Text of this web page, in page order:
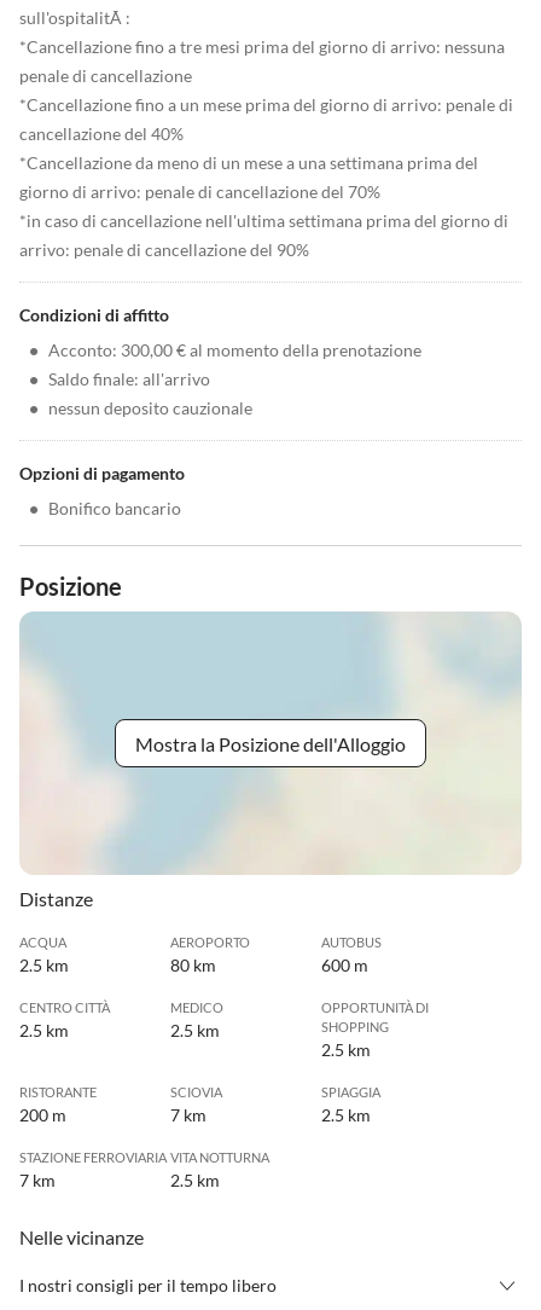
sull'ospitalitÃ :
*Cancellazione fino a tre mesi prima del giorno di arrivo: nessuna
penale di cancellazione
*Cancellazione fino a un mese prima del giorno di arrivo: penale di
cancellazione del 40%
*Cancellazione da meno di un mese a una settimana prima del
giorno di arrivo: penale di cancellazione del 70%
*in caso di cancellazione nell'ultima settimana prima del giorno di
arrivo: penale di cancellazione del 90%
Condizioni di affitto
• Acconto: 300,00 € al momento della prenotazione
• Saldo finale: all'arrivo
• nessun deposito cauzionale
Opzioni di pagamento
• Bonifico bancario
Posizione
Mostra la Posizione dell'Alloggio
Distanze
ACQUA
2.5 km
AEROPORTO
80 km
AUTOBUS
600 m
CENTRO CITTÀ
2.5 km
MEDICO
2.5 km
OPPORTUNITÀ DI
SHOPPING
2.5 km
RISTORANTE
200 m
SCIOVIA
7 km
SPIAGGIA
2.5 km
STAZIONE FERROVIARIA
7 km
VITA NOTTURNA
2.5 km
Nelle vicinanze
I nostri consigli per il tempo libero